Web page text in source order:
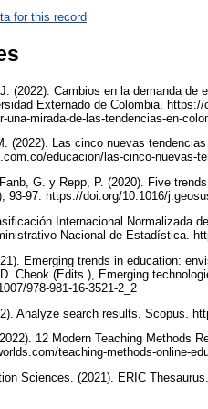
for this record
(2022). Cambios en la demanda de
Externado de Colombia.
una-mirada-de-las-tendencias-en-
(2022). Las cinco nuevas
educacion/las-cinco-nuevas-
G. y Repp, P. (2020). Five
93-97. https://doi.org/10.1016/
Internacional Normalizada
Nacional de Estadística.
Emerging trends in education:
Cheok (Edits.), Emerging
978-981-16-3521-2_2
Analyze search results. Scopus.
12 Modern Teaching Methods
teaching-methods-online-
Sciences. (2021). ERIC